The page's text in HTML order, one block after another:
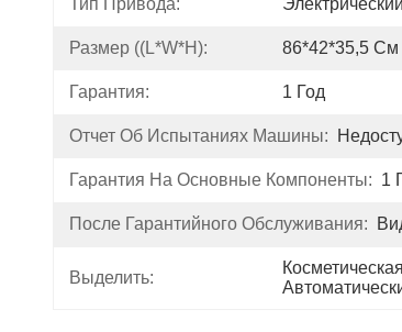
Тип Привода: Электрический
Размер ((l*w*h): 86*42*35,5 См
Гарантия: 1 Год
Отчет Об Испытаниях Машины:
Гарантия На Основные Компоненты: 1
После Гарантийного Обслуживания:
Выделить: